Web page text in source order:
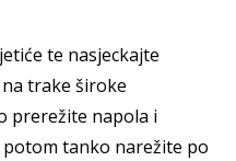
te nasjeckajte
trake široke
prerežite napola i
tanko narežite po